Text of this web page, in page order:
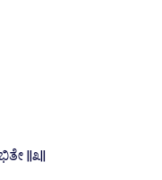
||೩||